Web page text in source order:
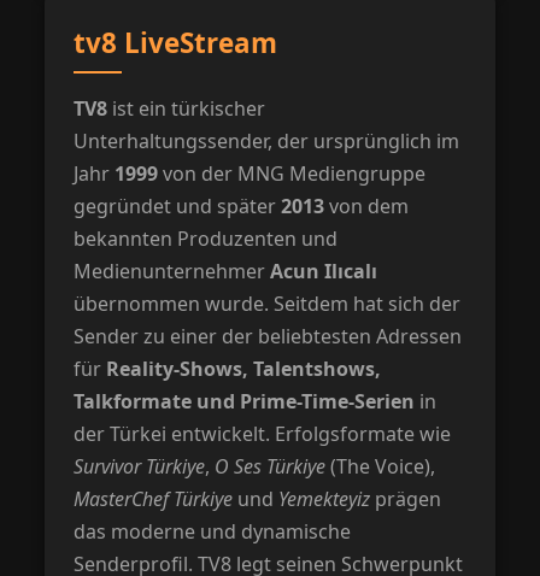
tv8 LiveStream
TV8 ist ein türkischer
Unterhaltungssender, der ursprünglich im
Jahr 1999von der MNG Mediengruppe
gegründet und später2013von dem
bekannten Produzenten und
MedienunternehmerAcun Ilıcalı
übernommen wurde. Seitdem hat sich der
Sender zu einer der beliebtesten Adressen
für Reality-Shows, Talentshows,
Talkformate und Prime-Time-Serien in
der Türkei entwickelt. Erfolgsformate wie
Survivor Türkiye, O Ses Türkiye(The Voice),
MasterChef Türkiye und Yemekteyiz prägen
das moderne und dynamische
Senderprofil. TV8 legt seinen Schwerpunkt